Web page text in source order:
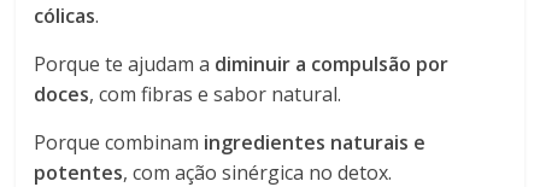
cólicas.
Porque te ajudam a diminuir a compulsão por
doces, com fibras e sabor natural.
Porque combinam ingredientes naturais e
potentes, com ação sinérgica no detox.